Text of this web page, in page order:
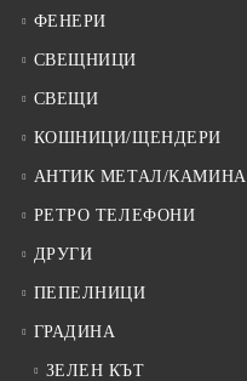
ФЕНЕРИ
СВЕЩНИЦИ
СВЕЩИ
КОШНИЦИ/ЩЕНДЕРИ
АНТИК МЕТАЛ/КАМИНА
РЕТРО ТЕЛЕФОНИ
ДРУГИ
ПЕПЕЛНИЦИ
ГРАДИНА
ЗЕЛЕН КЪТ